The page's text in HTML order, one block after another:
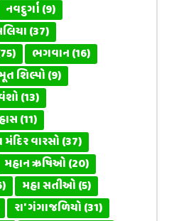
નવદુર્ગા(9)
(37)
ભગવાન(16)
શિલ્પો(9)
(13)
(11)
વારસો(37)
મહાન ઋષિઓ(20)
મહા સતીઓ(5)
રા' ગંગાજળિયો(31)